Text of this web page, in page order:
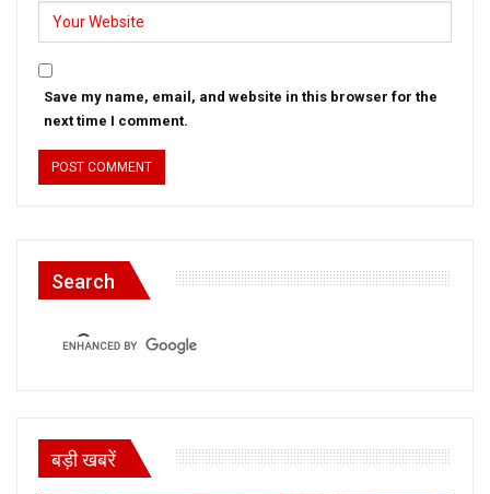
Save my name, email, and website in this browser for the
next time I comment.
Search
बड़ी खबरें